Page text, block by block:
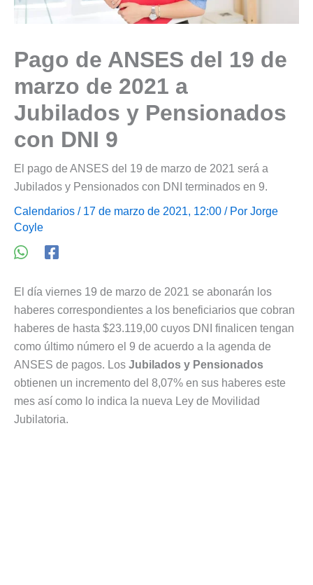
Pago de ANSES del 19 de
marzo de 2021 a
Jubilados y Pensionados
con DNI 9
El pago de ANSES del 19 de marzo de 2021 será a
Jubilados y Pensionados con DNI terminados en 9.
Calendarios / 17 de marzo de 2021, 12:00 / Por Jorge
Coyle
El día viernes 19 de marzo de 2021 se abonarán los
haberes correspondientes a los beneficiarios que cobran
haberes de hasta $23.119,00 cuyos DNI finalicen tengan
como último número el 9 de acuerdo a la agenda de
ANSES de pagos. Los Jubilados y Pensionados
obtienen un incremento del 8,07% en sus haberes este
mes así como lo indica la nueva Ley de Movilidad
Jubilatoria.